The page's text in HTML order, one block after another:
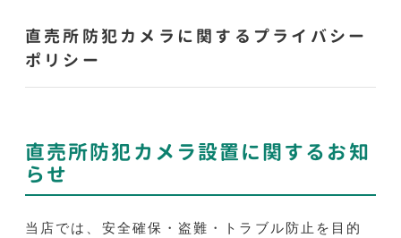
直売所防犯カメラに関するプライバシー
ポリシー
直売所防犯カメラ設置に関するお知
らせ
当店では、安全確保・盗難・トラブル防止を目的